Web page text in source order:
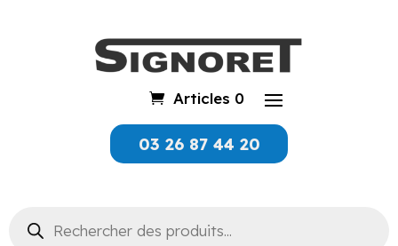
03 26 87 44 20
Articles 0
produits